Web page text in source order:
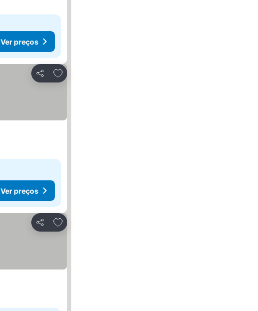
Ver preços
Partilhar
Adicionar aos favoritos
Ver preços
Partilhar
Adicionar aos favoritos